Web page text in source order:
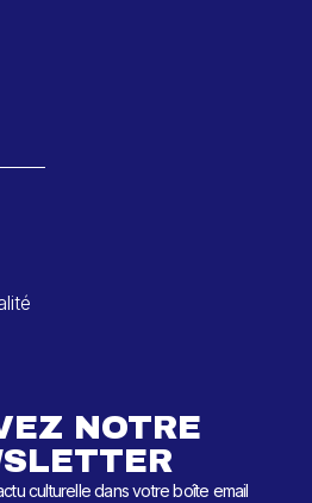
NOTRE
culturelle dans votre boîte email